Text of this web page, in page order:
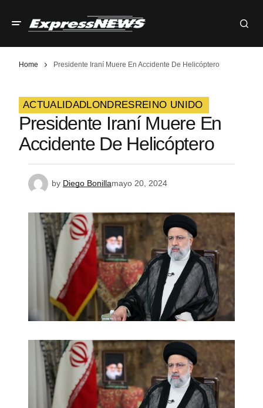
Home Presidente Iraní Muere En Accidente De Helicóptero
ACTUALIDADLONDRES REINO UNIDO
Presidente Iraní Muere En
Accidente De Helicóptero
by Diego Bonillamayo 20, 2024